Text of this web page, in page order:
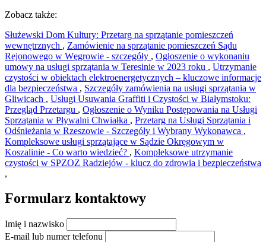
Zobacz także:
Służewski Dom Kultury: Przetarg na sprzątanie pomieszczeń
wewnętrznych , Zamówienie na sprzątanie pomieszczeń Sądu
Rejonowego w Węgrowie - szczegóły , Ogłoszenie o wykonaniu
umowy na usługi sprzątania w Teresinie w 2023 roku , Utrzymanie
czystości w obiektach elektroenergetycznych – kluczowe informacje
dla bezpieczeństwa , Szczegóły zamówienia na usługi sprzątania w
Gliwicach , Usługi Usuwania Graffiti i Czystości w Białymstoku:
Przegląd Przetargu , Ogłoszenie o Wyniku Postępowania na Usługi
Sprzątania w Pływalni Chwiałka , Przetarg na Usługi Sprzątania i
Odśnieżania w Rzeszowie - Szczegóły i Wybrany Wykonawca ,
Kompleksowe usługi sprzątające w Sądzie Okręgowym w
Koszalinie - Co warto wiedzieć? , Kompleksowe utrzymanie
czystości w SPZOZ Radziejów - klucz do zdrowia i bezpieczeństwa
,
Formularz kontaktowy
Imię i nazwisko
E-mail lub numer telefonu